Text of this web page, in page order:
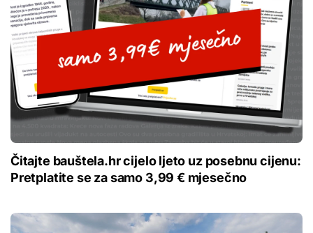
Čitajte bauštela.hr cijelo ljeto uz posebnu cijenu:
Pretplatite se za samo 3,99 € mjesečno